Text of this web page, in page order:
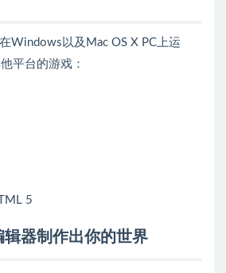
Windows以及Mac OS X PC上运
平台的游戏：
5
辑器制作出你的世界